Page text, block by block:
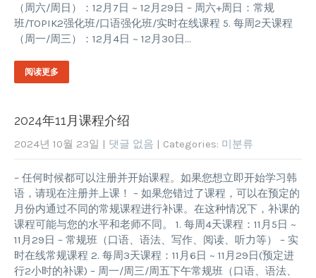
（周六/周日）：12月7日 ~ 12月29日 – 周六+周日：常规
班/TOPIK2强化班/口语强化班/实时在线课程 5. 每周2天课程
（周一/周三）：12月4日 ~ 12月30日…
阅读更多
2024年11月课程介绍
2024년 10월 23일 | 댓글 없음 | Categories: 미분류
– 任何时候都可以注册并开始课程。如果您想立即开始学习韩
语，请现在注册并上课！ – 如果您错过了课程，可以在预定的
月份内通过不同的常规课程进行补课。在这种情况下，补课的
课程可能与您的水平和老师不同。 1. 每周4天课程：11月5日 ~
11月29日 – 常规班（口语、语法、写作、阅读、听力等） – 实
时在线常规课程 2. 每周3天课程：11月6日 ~ 11月29日(预定进
行2小时的补课) – 周一/周三/周五下午常规班（口语、语法、